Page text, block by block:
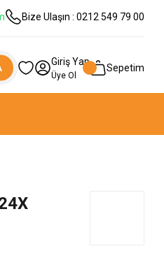
Bize Ulaşın : 0212 549 79 00
Giriş Yap
Üye Ol
Sepetim